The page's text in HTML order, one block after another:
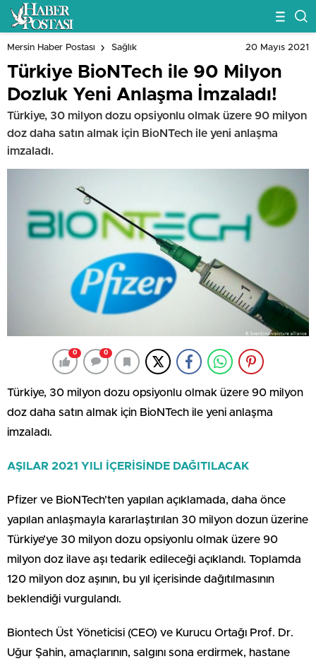
Mersin Haber Postası Sağlık 20 Mayıs 2021
Türkiye BioNTech ile 90 Milyon
Dozluk Yeni Anlaşma İmzaladı!
Türkiye, 30 milyon dozu opsiyonlu olmak üzere 90 milyon
doz daha satın almak için BioNTech ile yeni anlaşma
imzaladı.
0 0
Türkiye, 30 milyon dozu opsiyonlu olmak üzere 90 milyon
doz daha satın almak için BioNTech ile yeni anlaşma
imzaladı.
AŞILAR 2021 YILI İÇERİSİNDE DAĞITILACAK
Pfizer ve BioNTech’ten yapılan açıklamada, daha önce
yapılan anlaşmayla kararlaştırılan 30 milyon dozun üzerine
Türkiye’ye 30 milyon dozu opsiyonlu olmak üzere 90
milyon doz ilave aşı tedarik edileceği açıklandı. Toplamda
120 milyon doz aşının, bu yıl içerisinde dağıtılmasının
beklendiği vurgulandı.
Biontech Üst Yöneticisi (CEO) ve Kurucu Ortağı Prof. Dr.
Uğur Şahin, amaçlarının, salgını sona erdirmek, hastane